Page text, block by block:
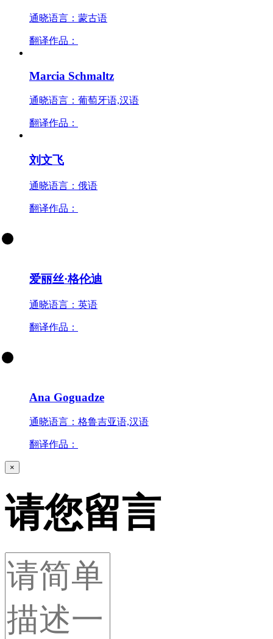
通晓语言：蒙古语
翻译作品：
Marcia Schmaltz
通晓语言：葡萄牙语,汉语
翻译作品：
刘文飞
通晓语言：俄语
翻译作品：
爱丽丝·格伦迪
通晓语言：英语
翻译作品：
Ana Goguadze
通晓语言：格鲁吉亚语,汉语
翻译作品：
×
请您留言